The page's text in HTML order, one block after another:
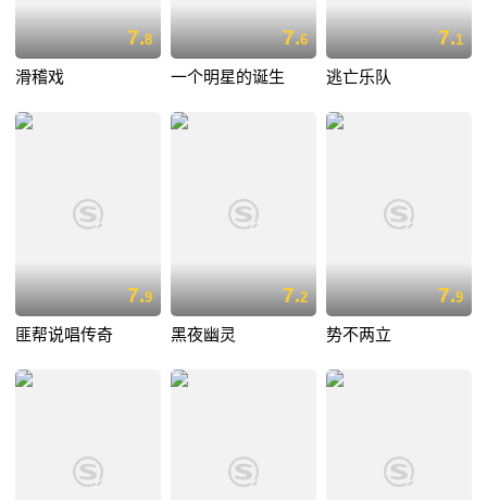
7.8
滑稽戏
7.6
一个明星的诞生
7.1
逃亡乐队
7.9
匪帮说唱传奇
7.2
黑夜幽灵
7.9
势不两立